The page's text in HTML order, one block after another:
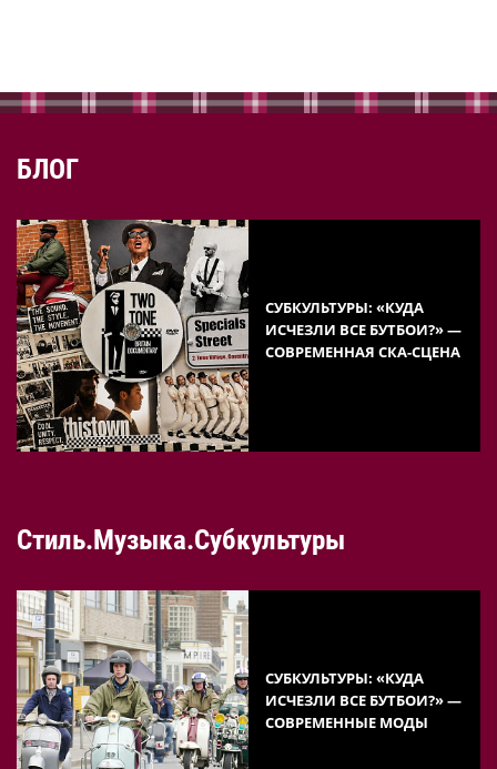
БЛОГ
СУБКУЛЬТУРЫ: «КУДА
ИСЧЕЗЛИ ВСЕ БУТБОИ?» —
СОВРЕМЕННАЯ СКА-СЦЕНА
Стиль.Музыка.Субкультуры
СУБКУЛЬТУРЫ: «КУДА
ИСЧЕЗЛИ ВСЕ БУТБОИ?» —
СОВРЕМЕННЫЕ МОДЫ